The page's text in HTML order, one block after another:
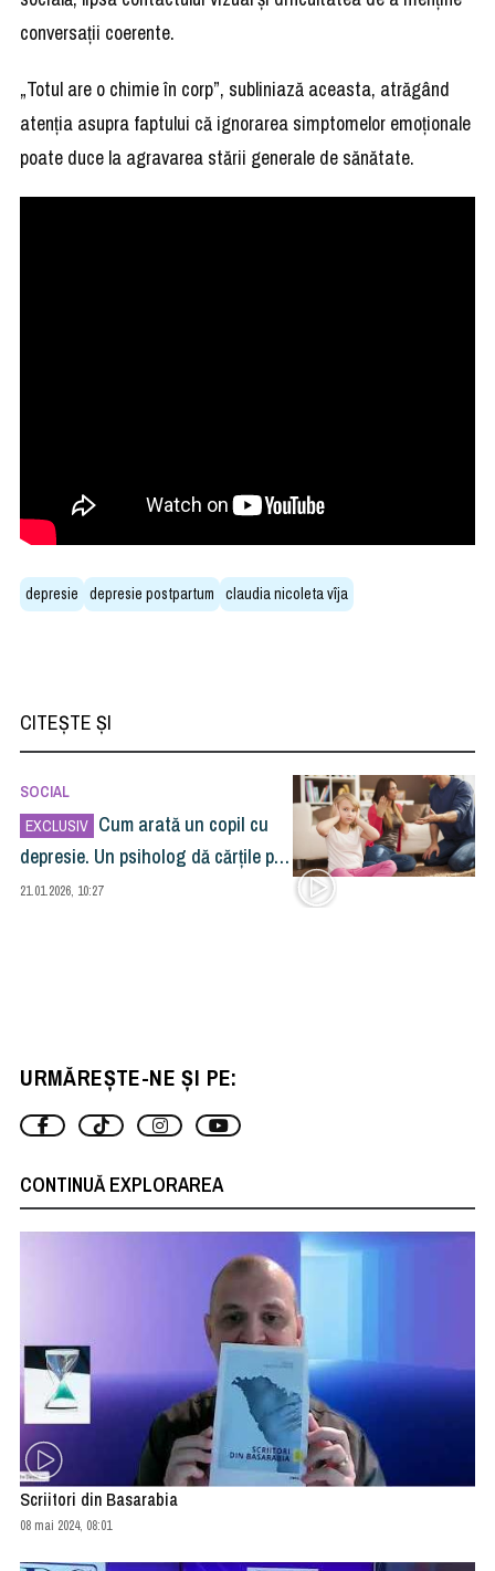
conversații coerente.
„Totul are o chimie în corp”, subliniază aceasta, atrăgând
atenția asupra faptului că ignorarea simptomelor emoționale
poate duce la agravarea stării generale de sănătate.
depresie depresie postpartum claudia nicoleta vîja
CITEȘTE ȘI
SOCIAL
EXCLUSIV
depresie. Un psiholog dă cărţile pe
faţă
21.01.2026, 10:27
URMĂREȘTE-NE ȘI PE:
CONTINUĂ EXPLORAREA
Scriitori din Basarabia
08 mai 2024, 08:01